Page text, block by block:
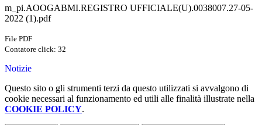
m_pi.AOOGABMI.REGISTRO UFFICIALE(U).0038007.27-05-
2022 (1).pdf
File PDF
Contatore click: 32
Notizie
Questo sito o gli strumenti terzi da questo utilizzati si avvalgono di
cookie necessari al funzionamento ed utili alle finalità illustrate nella
COOKIE POLICY.